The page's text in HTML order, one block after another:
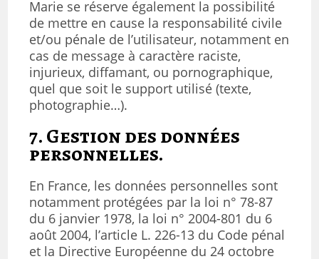
Marie se réserve également la possibilité
de mettre en cause la responsabilité civile
et/ou pénale de l’utilisateur, notamment en
cas de message à caractère raciste,
injurieux, diffamant, ou pornographique,
quel que soit le support utilisé (texte,
photographie…).
7. Gestion des données
personnelles.
En France, les données personnelles sont
notamment protégées par la loi n° 78-87
du 6 janvier 1978, la loi n° 2004-801 du 6
août 2004, l’article L. 226-13 du Code pénal
et la Directive Européenne du 24 octobre